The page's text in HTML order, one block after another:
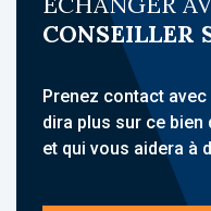
emplacement à
Pontoise et de
confère une forte
L’établissement
services globale :
restauration,
animations, jardin
CONSEILLER
Prenez contact
dira plus sur ce bien
et qui vous aidera à